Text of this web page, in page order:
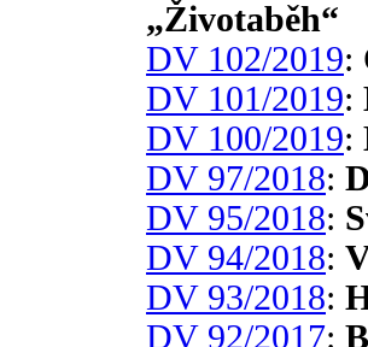
„Životaběh“
DV 102/2019:
DV 101/2019:
DV 100/2019:
DV 97/2018:
DV 95/2018:
DV 94/2018:
DV 93/2018:
DV 92/2017: